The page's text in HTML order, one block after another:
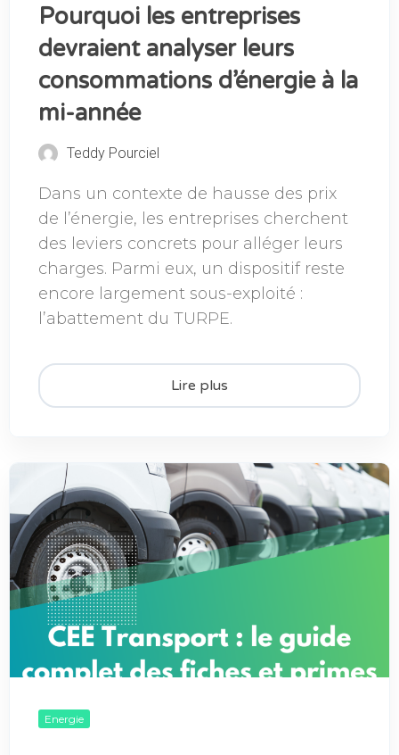
Pourquoi les entreprises
devraient analyser leurs
consommations d’énergie à la
mi-année
Teddy Pourciel
Dans un contexte de hausse des prix
de l’énergie, les entreprises cherchent
des leviers concrets pour alléger leurs
charges. Parmi eux, un dispositif reste
encore largement sous-exploité :
l’abattement du TURPE.
Lire plus
Energie